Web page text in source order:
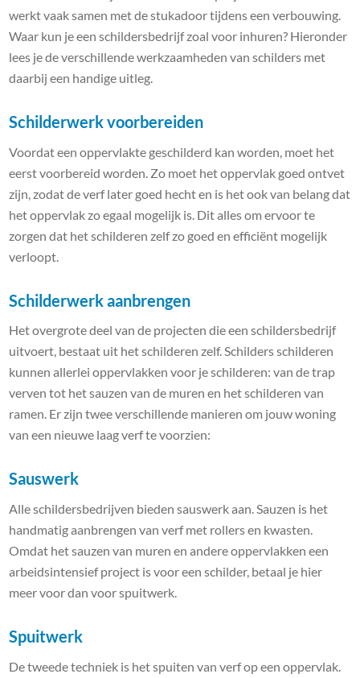
werkt vaak samen met de stukadoor tijdens een verbouwing.
Waar kun je een schildersbedrijf zoal voor inhuren? Hieronder
lees je de verschillende werkzaamheden van schilders met
daarbij een handige uitleg.
Schilderwerk voorbereiden
Voordat een oppervlakte geschilderd kan worden, moet het
eerst voorbereid worden. Zo moet het oppervlak goed ontvet
zijn, zodat de verf later goed hecht en is het ook van belang dat
het oppervlak zo egaal mogelijk is. Dit alles om ervoor te
zorgen dat het schilderen zelf zo goed en efficiënt mogelijk
verloopt.
Schilderwerk aanbrengen
Het overgrote deel van de projecten die een schildersbedrijf
uitvoert, bestaat uit het schilderen zelf. Schilders schilderen
kunnen allerlei oppervlakken voor je schilderen: van de trap
verven tot het sauzen van de muren en het schilderen van
ramen. Er zijn twee verschillende manieren om jouw woning
van een nieuwe laag verf te voorzien:
Sauswerk
Alle schildersbedrijven bieden sauswerk aan. Sauzen is het
handmatig aanbrengen van verf met rollers en kwasten.
Omdat het sauzen van muren en andere oppervlakken een
arbeidsintensief project is voor een schilder, betaal je hier
meer voor dan voor spuitwerk.
Spuitwerk
De tweede techniek is het spuiten van verf op een oppervlak.